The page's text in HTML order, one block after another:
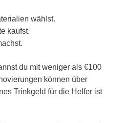
wählst.
kaufst.
du mit weniger als €100
können über
Trinkgeld für die Helfer ist